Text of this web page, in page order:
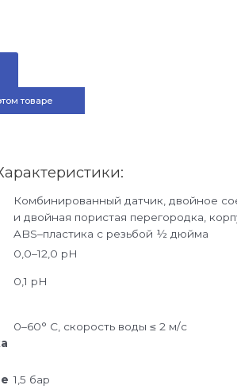
товаре
Комбинированный датчик, двойное
и двойная пористая перегородка,
ABS–пластика с резьбой ½ дюйма
0,0–12,0 pH
0,1 pH
0–60° C, скорость воды ≤ 2 м/с
1,5 бар